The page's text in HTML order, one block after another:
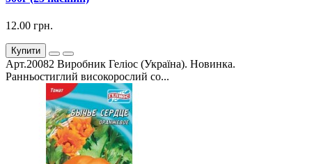
12.00 грн.
Купити
Арт.20082 Виробник Геліос (Україна). Новинка.
Ранньостиглий високорослий со...